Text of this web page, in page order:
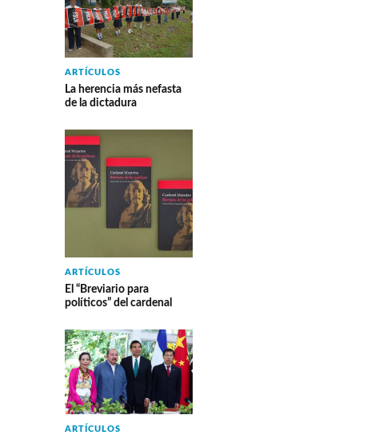
ARTÍCULOS
La herencia más nefasta
de la dictadura
ARTÍCULOS
El “Breviario para
políticos” del cardenal
ARTÍCULOS